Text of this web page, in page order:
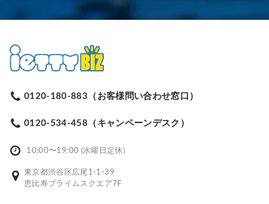
0120-180-883（お客様問い合わせ窓口）
0120-534-458（キャンペーンデスク）
10:00〜19:00 (水曜日定休)
東京都渋谷区広尾1-1-39
恵比寿プライムスクエア7F